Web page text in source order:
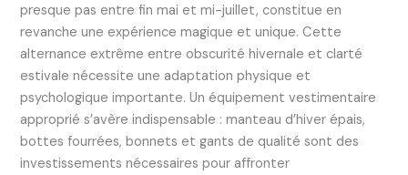
presque pas entre fin mai et mi-juillet, constitue en
revanche une expérience magique et unique. Cette
alternance extrême entre obscurité hivernale et clarté
estivale nécessite une adaptation physique et
psychologique importante. Un équipement vestimentaire
approprié s’avère indispensable : manteau d’hiver épais,
bottes fourrées, bonnets et gants de qualité sont des
investissements nécessaires pour affronter